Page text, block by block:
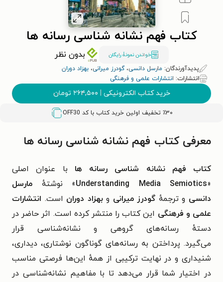
کتاب فهم نشانه شناسی رسانه ها
خواندن نمونۀ رایگان بدون نظر
پدیدآورندگان: مارسل دانسی،گودرز میرانی، بهزاد دوران
انتشارات: انتشارات علمی و فرهنگی
خرید کتاب الکترونیکی | ۲۶۴,۵۰۰ تومان
٪۳۰ تخفیف اولین خرید کتاب با کد OFF30
معرفی کتاب فهم نشانه شناسی رسانه ها
کتاب فهم نشانه شناسی رسانه ها با عنوان اصلی
«
Understanding Media Semiotics» نوشتهٔ مارسل
دانسی و ترجمهٔ گودرز میرانی وبهزاد دوران است. انتشارات
علمی و فرهنگی این کتاب را منتشر کرده است. اثر حاضر در
دستهٔ رسانه‌های گروهی و نشانه‌شناسی قرار
می‌گیرد. پرداختن به رسانه‌های گوناگون نوشتاری، دیداری،
شنیداری و در نهایت ترکیبی از همهٔ این‌ها فرصتی مناسب
در اختیار شما قرار می‌دهد تا با مفاهیم نشانه‌شناسی در